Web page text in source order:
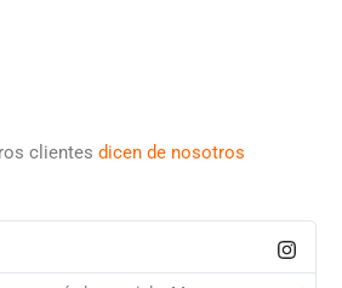
clientes dicen de nosotros